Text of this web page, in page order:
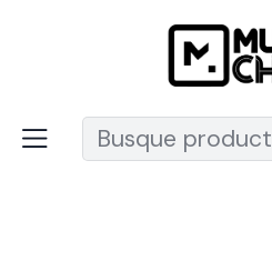
Recuerda que ahora nos
Instrumentos de